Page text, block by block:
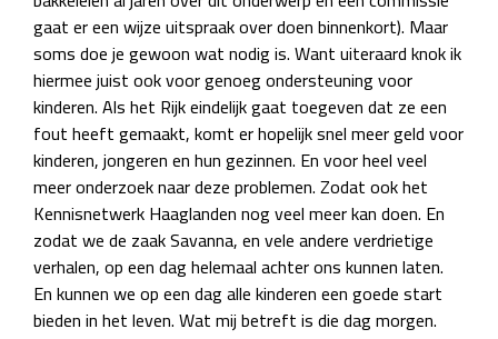
gaat er een wijze uitspraak over doen binnenkort). Maar
soms doe je gewoon wat nodig is. Want uiteraard knok ik
hiermee juist ook voor genoeg ondersteuning voor
kinderen. Als het Rijk eindelijk gaat toegeven dat ze een
fout heeft gemaakt, komt er hopelijk snel meer geld voor
kinderen, jongeren en hun gezinnen. En voor heel veel
meer onderzoek naar deze problemen. Zodat ook het
Kennisnetwerk Haaglanden nog veel meer kan doen. En
zodat we de zaak Savanna, en vele andere verdrietige
verhalen, op een dag helemaal achter ons kunnen laten.
En kunnen we op een dag alle kinderen een goede start
bieden in het leven. Wat mij betreft is die dag morgen.